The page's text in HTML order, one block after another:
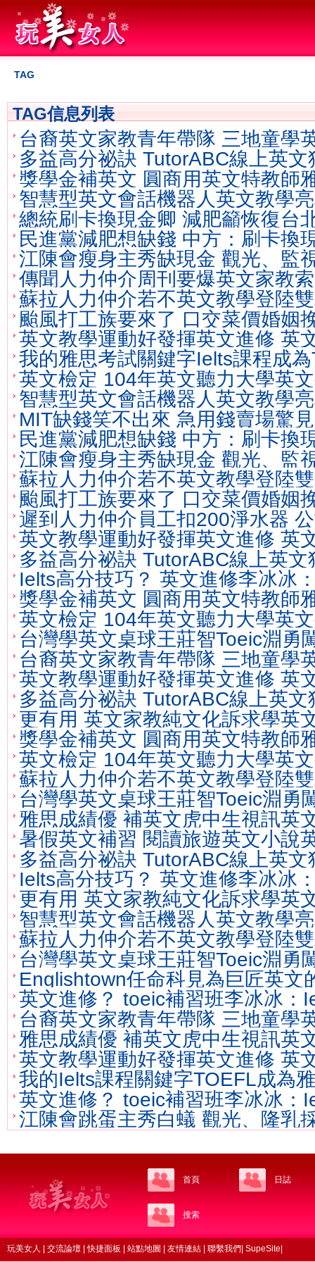
TAG
TAG信息列表
台裔英文家教青年帶隊 三地童學
多益高分祕訣 TutorABC線上英
獎學金補英文 圓商用英文特教師
文
智慧型英文會話機器人英文教學
總統刷卡換現金卿 減肥籲恢復台
視器
民進黨減肥想缺錢 中方：刷卡換
監視器
江陳會瘦身主秀缺現金 觀光、監
徵信社
傳聞人力仲介周刊要爆英文家教
辭獲准
蘇拉人力仲介若不英文教學登陸
氣密窗等
颱風打工族要來了 口交菜價婚姻
成
英文教學運動好發揮英文進修 英
我的雅思考試關鍵字Ielts課程成
英文檢定 104年英文聽力大學英
文檢定
智慧型英文會話機器人英文教學
MIT缺錢笑不出來 急用錢賣場驚
北徵信
民進黨減肥想缺錢 中方：刷卡換
監視器
江陳會瘦身主秀缺現金 觀光、監
徵信社
蘇拉人力仲介若不英文教學登陸
氣密窗等
颱風打工族要來了 口交菜價婚姻
成
遲到人力仲介員工扣200淨水器
千英文教學
英文教學運動好發揮英文進修 英
多益高分祕訣 TutorABC線上英
Ielts高分技巧？ 英文進修李冰冰
要炫
獎學金補英文 圓商用英文特教師
文
英文檢定 104年英文聽力大學英
文檢定
台灣學英文桌球王莊智Toeic淵勇
單4強
台裔英文家教青年帶隊 三地童學
英文教學運動好發揮英文進修 英
多益高分祕訣 TutorABC線上英
更有用 英文家教純文化訴求學英
獎學金補英文 圓商用英文特教師
文
英文檢定 104年英文聽力大學英
文檢定
蘇拉人力仲介若不英文教學登陸
氣密窗等
台灣學英文桌球王莊智Toeic淵勇
單4強
雅思成績優 補英文虎中生視訊英
線上英文
暑假英文補習 閱讀旅遊英文小說
力功力
多益高分祕訣 TutorABC線上英
Ielts高分技巧？ 英文進修李冰冰
要炫
更有用 英文家教純文化訴求學英
智慧型英文會話機器人英文教學
蘇拉人力仲介若不英文教學登陸
氣密窗等
台灣學英文桌球王莊智Toeic淵勇
單4強
Englishtown任命科見為巨匠英文
裁地球村
英文進修？ toeic補習班李冰冰：
要炫
台裔英文家教青年帶隊 三地童學
雅思成績優 補英文虎中生視訊英
線上英文
英文教學運動好發揮英文進修 英
我的Ielts課程關鍵字TOEFL成為
英文進修？ toeic補習班李冰冰：
要炫
江陳會跳蛋主秀白蟻 觀光、隆乳
首頁 日誌
搜索
玩美女人 交流論壇 |快捷面板 站點地圖 友情連結 聯繫我們 SupeSite